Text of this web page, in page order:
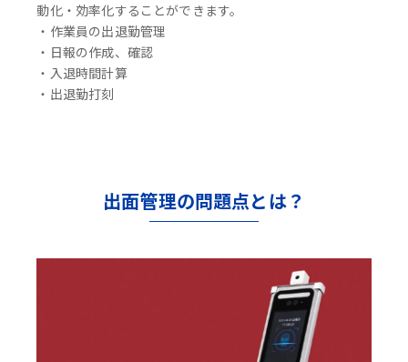
動化・効率化することができます。
・作業員の出退勤管理
・日報の作成、確認
・入退時間計算
・出退勤打刻
出面管理の問題点とは？